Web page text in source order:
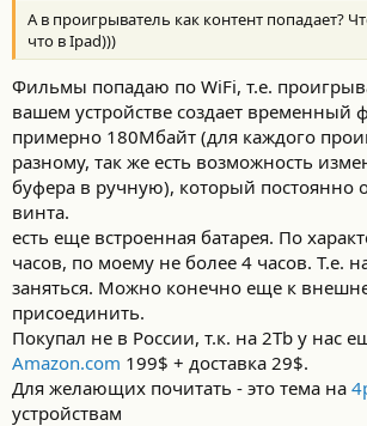
А в проигрыватель как контент попадает?
что в Ipad)))
Фильмы попадаю по WiFi, т.е.
вашем устройстве создает временный
примерно 180Мбайт (для каждого
разному, так же есть возможность
буфера в ручную), который постоянно
винта.
есть еще встроенная батарея. По
часов, по моему не более 4 часов. Т.е.
заняться. Можно конечно еще к
присоединить.
Покупал не в России, т.к. на 2Тb у нас
Amazon.com 199$ + доставка 29$.
Для желающих почитать - это тема на
устройствам